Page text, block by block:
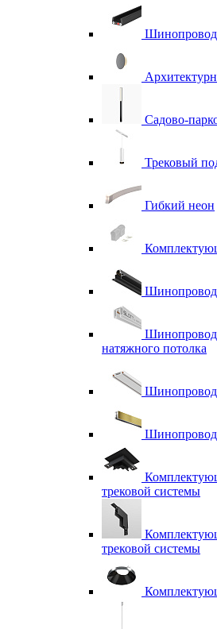
Шинопровод
Садово-
Трековый
Гибкий неон
Шинопровод
Шинопровод
натяжного потолка
Шинопровод
Шинопровод
трековой системы
трековой системы